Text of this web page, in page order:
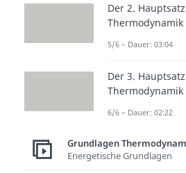
einem
unseren
Otto-und
erfährst
Der 2.
Thermodynamik
5/6 – Dauer: 03:04
Der 3.
Thermodynamik
6/6 – Dauer: 02:22
Grundlagen
Energetische Grundlagen